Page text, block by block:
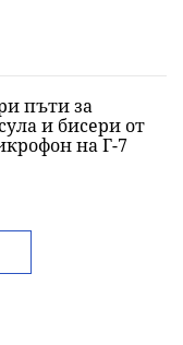
пъти за
и бисери от
на Г-7